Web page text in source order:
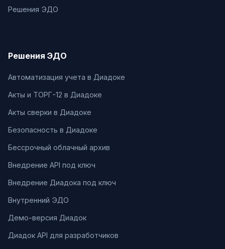
Решения ЭДО
Решения ЭДО
Автоматизация учета в Диадоке
Акты и ТОРГ-12 в Диадоке
Акты сверки в Диадоке
Безопасность в Диадоке
Бессрочный облачный архив
Внедрение API под ключ
Внедрение Диадока под ключ
Внутренний ЭДО
Демо-версия Диадок
Диадок API для разработчиков